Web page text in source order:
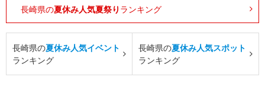
長崎県の夏休み人気夏祭り ランキング
長崎県の夏休み人気イベント
ランキング
長崎県の夏休み人気スポット
ランキング